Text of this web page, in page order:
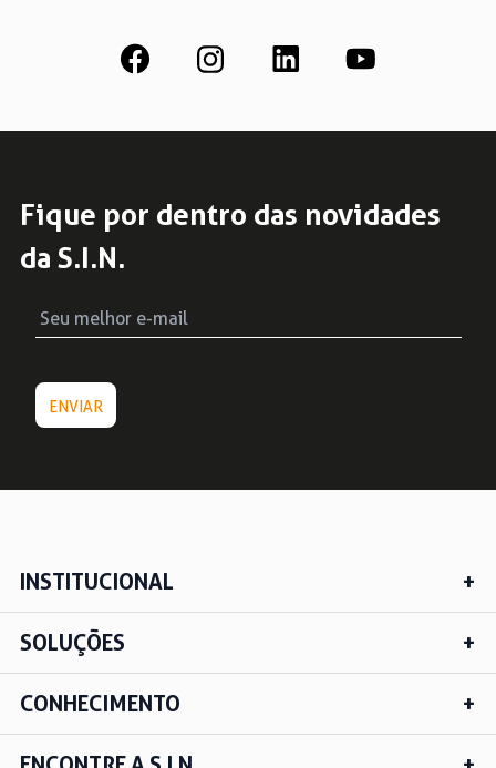
Fique por dentro das novidades
da S.I.N.
INSTITUCIONAL
SOLUÇÕES
CONHECIMENTO